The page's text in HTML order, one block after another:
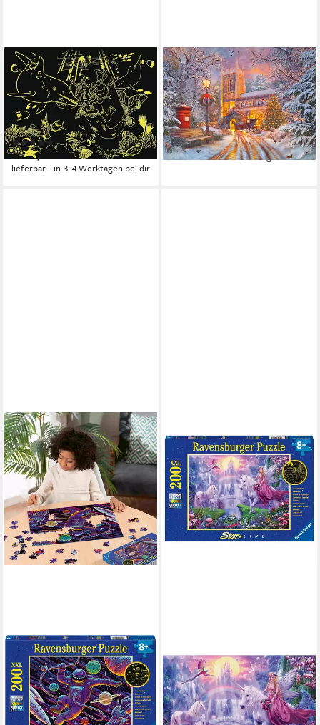
RAVENSBURGER
Puzzle Leuchtendes
Unterwasserparadies, 200
Puzzleteile, leuchtet im
Dunkeln, Made in Germany
(33)
ab 19,06 €
lieferbar - in 3-4 Werktagen bei dir
RAVENSBURGER
Puzzle 500 Teile Puzzle Glow
in the dark Funkelnde
Weihnachten 12000481, 500
Puzzleteile
ab 21,73 €
lieferbar - in 3-4 Werktagen bei dir